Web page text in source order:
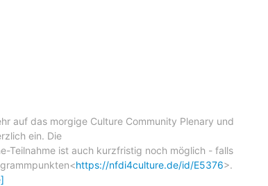
auf das morgige Culture Community Plenary und
ein. Die
Teilnahme ist auch kurzfristig noch möglich - falls
https://nfdi4culture.de/id/E5376>.